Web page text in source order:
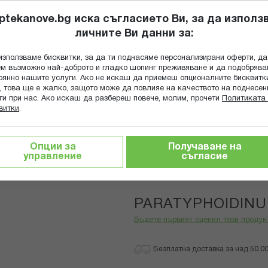
Търсене
ПОПИТАЙ
ГРИЖА ЗА МАЙКАТА И ДЕТЕТО ХРАНИТЕЛНИ ДОБАВКИ
Boiron
Бъдете първият оценил този
Безплатна доставка за над
иска съгласието Ви, за да
личните Ви данни за:
бисквитки, за да ти поднасяме персонализирани оферти, да
възможно най-доброто и гладко шопинг преживяване и да
нашите услуги. Ако не искаш да приемеш опционалните
това ще е жалко, защото може да повлияе на качеството на
при нас. Ако искаш да разбереш повече, молим, прочети
Политиката
.
Опции за
управление
Получаване на
съгласие